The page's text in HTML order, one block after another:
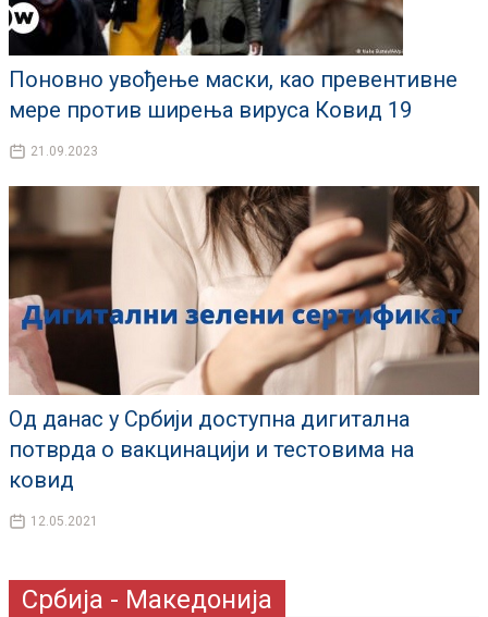
Поновно увођење маски, као превентивне
мере против ширења вируса Ковид 19
21.09.2023
Од данас у Србији доступна дигитална
потврда о вакцинацији и тестовима на
ковид
12.05.2021
Србија - Македонија